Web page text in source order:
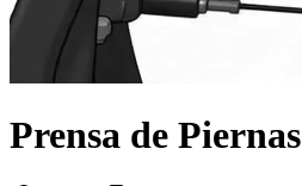
Prensa de Piernas